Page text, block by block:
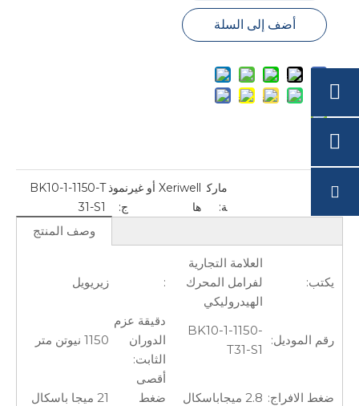
أضف إلى السلة
نموذ
ج:
BK10-1-1150-T
31-S1
مارك
ة:
Xeriwell أو غير
ها
وصف المنتج
يكتب:
العلامة التجارية
لفرامل المحرك
الهيدروليكي
: زيريويل
رقم الموديل:
BK10-1-1150-
T31-S1
دقيقة عزم
الدوران
الثابت:
1150 نيوتن متر
ضغط الافراج: 2.8 ميجاباسكال
أقصى
ضغط
21 ميجا باسكال